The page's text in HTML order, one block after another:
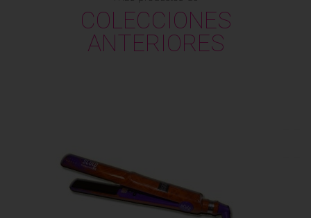
COLECCIONES
ANTERIORES